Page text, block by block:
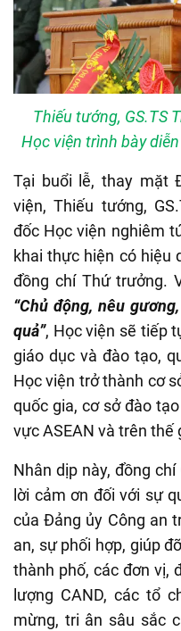
Thiếu tướng, GS.TS
Học viện trình bày
Tại buổi lễ, thay mặt
viện, Thiếu tướng,
đốc Học viện nghiêm
khai thực hiện có hiệu
đồng chí Thứ trưởng.
“Chủ động, nêu
quả”, Học viện sẽ tiếp
giáo dục và đào tạo,
Học viện trở thành cơ
quốc gia, cơ sở đào
vực ASEAN và trên thế
Nhân dịp này, đồng
lời cảm ơn đối với sự
của Đảng ủy Công an
an, sự phối hợp, giúp
thành phố, các đơn vị,
lượng CAND, các tổ
mừng, tri ân sâu sắc